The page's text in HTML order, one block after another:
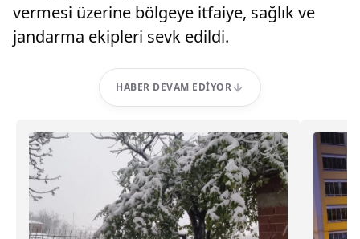
vermesi üzerine bölgeye itfaiye, sağlık ve
jandarma ekipleri sevk edildi.
HABER DEVAM EDIYOR